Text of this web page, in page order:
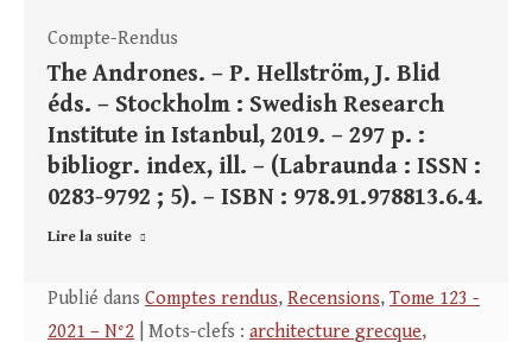
Compte-Rendus
The Andrones. – P. Hellström, J. Blid
éds. – Stockholm : Swedish Research
Institute in Istanbul, 2019. – 297 p. :
bibliogr. index, ill. – (Labraunda : ISSN :
0283-9792 ; 5). – ISBN : 978.91.978813.6.4.
Lire la suite
Publié dans Comptes rendus, Recensions, Tome 123 -
2021 – N°2 | Mots-clefs : architecture grecque,